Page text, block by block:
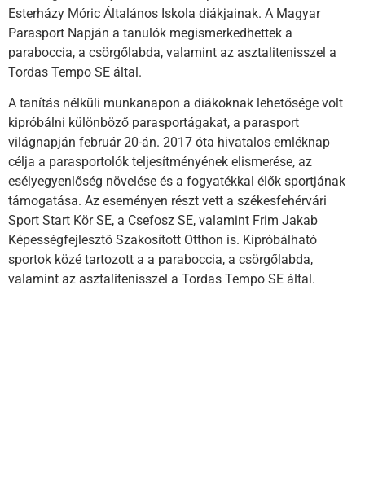
Esterházy Móric Általános Iskola diákjainak. A Magyar
Parasport Napján a tanulók megismerkedhettek a
paraboccia, a csörgőlabda, valamint az asztalitenisszel a
Tordas Tempo SE által.
A tanítás nélküli munkanapon a diákoknak lehetősége volt
kipróbálni különböző parasportágakat, a parasport
világnapján február 20-án. 2017 óta hivatalos emléknap
célja a parasportolók teljesítményének elismerése, az
esélyegyenlőség növelése és a fogyatékkal élők sportjának
támogatása. Az eseményen részt vett a székesfehérvári
Sport Start Kör SE, a Csefosz SE, valamint Frim Jakab
Képességfejlesztő Szakosított Otthon is. Kipróbálható
sportok közé tartozott a a paraboccia, a csörgőlabda,
valamint az asztalitenisszel a Tordas Tempo SE által.